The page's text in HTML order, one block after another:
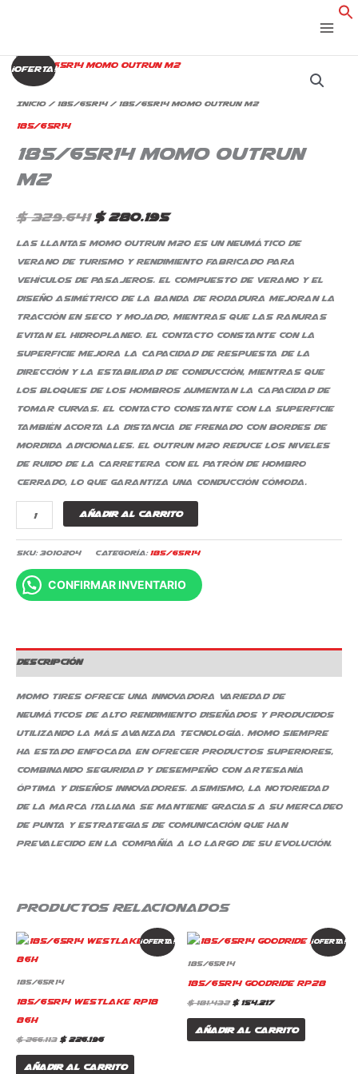
¡Oferta!
Inicio/185/65R14/ 185/65R14 Momo Outrun M2
185/65R14
185/65R14 Momo Outrun
M2
$329.641
El
era:
$280.195
El
es:
Las llantas MOMO Outrun M20 es un neumático de
verano de turismo y rendimiento fabricado para
vehículos de pasajeros. El compuesto de verano y el
diseño asimétrico de la banda de rodadura mejoran la
tracción en seco y mojado, mientras que las ranuras
evitan el hidroplaneo. El contacto constante con la
superficie mejora la capacidad de respuesta de la
dirección y la estabilidad de conducción, mientras que
los bloques de los hombros aumentan la capacidad de
tomar curvas. El contacto constante con la superficie
también acorta la distancia de frenado con bordes de
mordida adicionales. El Outrun M20 reduce los niveles
de ruido de la carretera con el patrón de hombro
cerrado, lo que garantiza una conducción cómoda.
185/65R14
Momo
Outrun
Añadir al carrito
SKU: 3010204 Categoría: 185/65R14
CONFIRMAR INVENTARIO
Descripción
MOMO tires ofrece una innovadora variedad de
neumáticos de alto rendimiento diseñados y producidos
utilizando la más avanzada tecnología. MOMO siempre
ha estado enfocada en ofrecer productos superiores,
combinando seguridad y desempeño con artesanía
óptima y diseños innovadores. Asimismo, la notoriedad
de la marca italiana se mantiene gracias a su mercadeo
de punta y estrategias de comunicación que han
prevalecido en la compañía a lo largo de su evolución.
Productos relacionados
¡Oferta!
185/65R14
185/65R14 Westlake RP18
86H
$266.113
El
$ 266.113.
$226.196
El
Añadir al carrito
¡Oferta!
185/65R14
185/65R14 Goodride RP28
$181.432
El
$ 181.432.
$154.217
El
$ 154.217.
Añadir al carrito